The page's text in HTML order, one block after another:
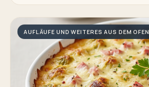
AUFLÄUFE UND WEITERES AUS DEM OFEN